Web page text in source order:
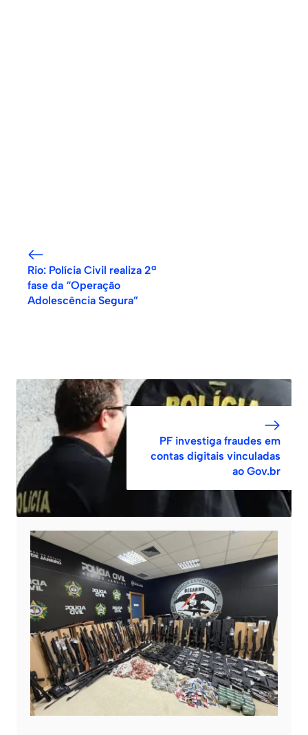
Rio: Polícia Civil realiza 2ª
fase da “Operação
Adolescência Segura”
PF investiga fraudes em
contas digitais vinculadas
ao Gov.br